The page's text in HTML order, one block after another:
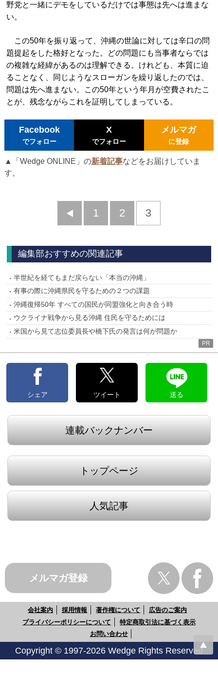
野党と一緒にデモをしているだけでは事態は先へは進まな
い。
この50年を振り返って、沖縄の世論に対しては辛口の問
題提起をした格好となった。どの問題にも当事者ならでは
の複雑な経緯があるのは理解できる。けれども、本質に迫
ることなく、同じようなスローガンを繰り返したのでは、
問題は先へ進まない。この50年という年月が空費されたこ
とが、残念ながらこれを証明してしまっている。
Facebook
でフォロー
X
でフォロー
メルマガ
に登録
▲「Wedge ONLINE」の新着記事などをお届けしていま
す。
前
1 2 3
編集部おすすめの関連記事
半世紀を経てもまだ戻らない「本当の沖縄」
有事の際に沖縄県民を守るための２つの課題
沖縄復帰50年 すべての国民が同盟強化と向き合う時
ウクライナ戦争から見る沖縄 住民を守るためには
米国から見て志位委員長や橋下氏の発言は何が問題か
PR
シェア ツイート 送る
連載バックナンバー
トップページ
人気記事
メルマガ登録
会社案内 採用情報 著作権について
広告のご案内
プライバシーポリシーについて
特定商取引法に基づく表示
お問い合わせ
Copyright © 1997-2026 Wedge Rights Reserved